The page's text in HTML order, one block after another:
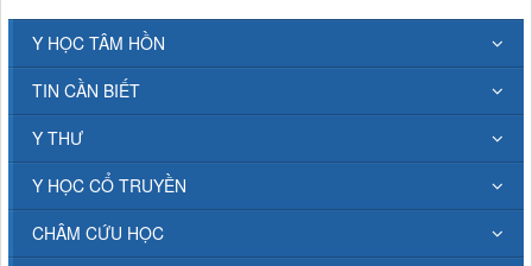
Y HỌC TÂM HỒN
TIN CẦN BIẾT
Y THƯ
Y HỌC CỔ TRUYỀN
CHÂM CỨU HỌC